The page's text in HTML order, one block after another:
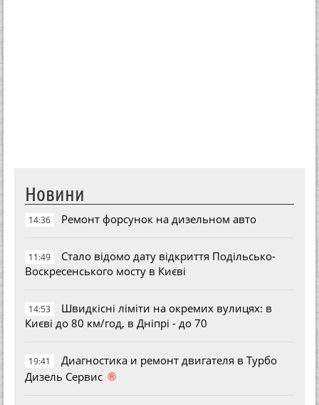
Новини
14:36 Ремонт форсунок на дизельном авто
11:49
Стало відомо дату відкриття Подільсько-
Воскресенського мосту в Києві
14:53
Швидкісні ліміти на окремих вулицях: в
Києві до 80 км/год, в Дніпрі - до 70
19:41
Диагностика и ремонт двигателя в Турбо
Дизель Сервис ®